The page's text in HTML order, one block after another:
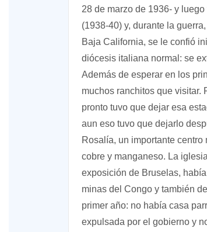
28 de marzo de 1936- y
(1938-40) y, durante la
Baja California, se le confió
diócesis italiana normal: se
Además de esperar en los
muchos ranchitos que visitar.
pronto tuvo que dejar esa
aun eso tuvo que dejarlo
Rosalía, un importante
cobre y manganeso. La
exposición de Bruselas,
minas del Congo y también
primer año: no había casa
expulsada por el gobierno y